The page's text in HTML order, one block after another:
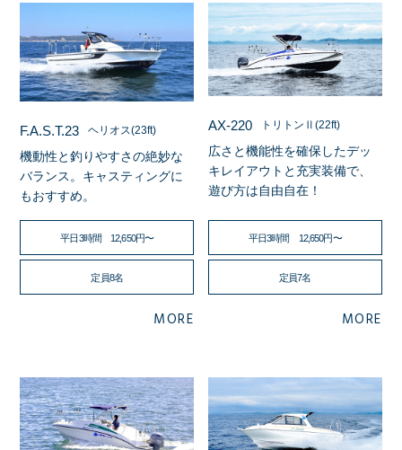
F.A.S.T.23 ヘリオス(23ft)
機動性と釣りやすさの絶妙な
バランス。キャスティングに
もおすすめ。
平日3時間 12,650円〜
定員8名
MORE
AX-220 トリトンⅡ(22ft)
広さと機能性を確保したデッ
キレイアウトと充実装備で、
遊び方は自由自在！
平日3時間 12,650円〜
定員7名
MORE